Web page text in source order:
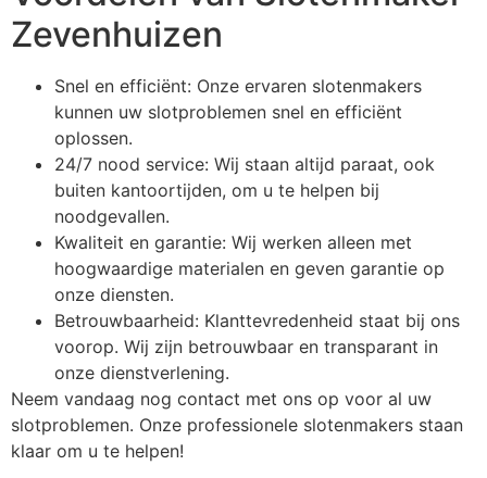
Zevenhuizen
Snel en efficiënt: Onze ervaren slotenmakers
kunnen uw slotproblemen snel en efficiënt
oplossen.
24/7 nood service: Wij staan altijd paraat, ook
buiten kantoortijden, om u te helpen bij
noodgevallen.
Kwaliteit en garantie: Wij werken alleen met
hoogwaardige materialen en geven garantie op
onze diensten.
Betrouwbaarheid: Klanttevredenheid staat bij ons
voorop. Wij zijn betrouwbaar en transparant in
onze dienstverlening.
Neem vandaag nog contact met ons op voor al uw
slotproblemen. Onze professionele slotenmakers staan
klaar om u te helpen!